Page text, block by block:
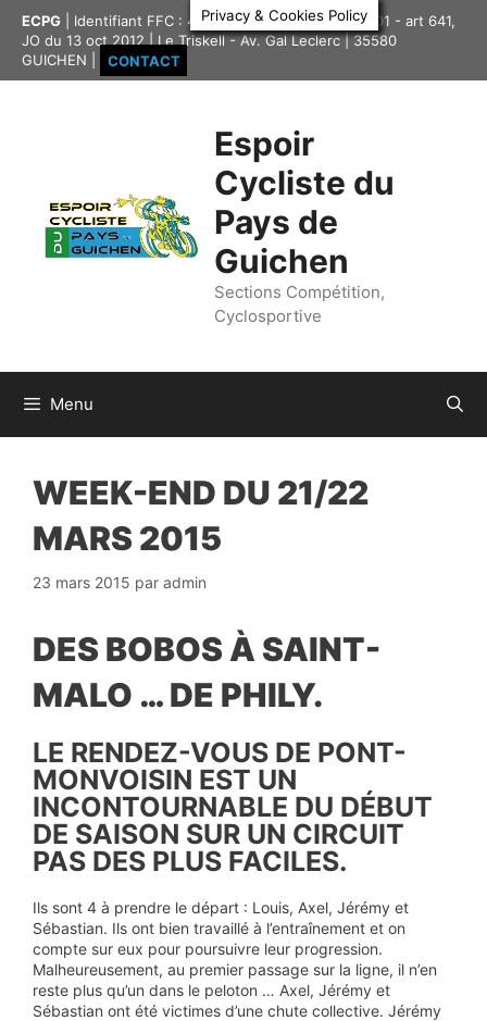
contenu
ECPG | Identifiant FFC : 4335417 | Association loi 1901 - art 641,
JO du 13 oct 2012 | Le Triskell - Av. Gal Leclerc | 35580
GUICHEN |
CONTACT
Espoir
Cycliste du
Pays de
Guichen
Sections Compétition,
Cyclosportive
Menu
WEEK-END DU 21/22
MARS 2015
23 mars 2015 par admin
DES BOBOS À SAINT-
MALO … DE PHILY.
LE RENDEZ-VOUS DE PONT-
MONVOISIN EST UN
INCONTOURNABLE DU DÉBUT
DE SAISON SUR UN CIRCUIT
PAS DES PLUS FACILES.
Ils sont 4 à prendre le départ : Louis, Axel, Jérémy et
Sébastian. Ils ont bien travaillé à l’entraînement et on
compte sur eux pour poursuivre leur progression.
Malheureusement, au premier passage sur la ligne, il n’en
reste plus qu’un dans le peloton … Axel, Jérémy et
Sébastian ont été victimes d’une chute collective. Jérémy
Privacy & Cookies Policy